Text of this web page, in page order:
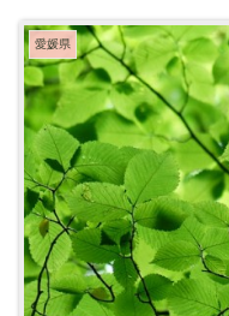
愛媛県